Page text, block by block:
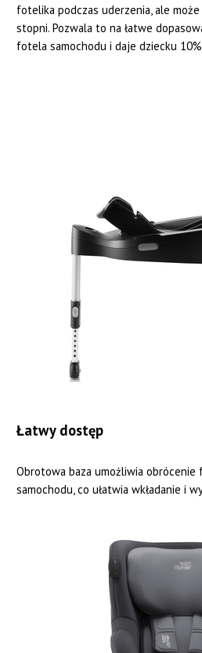
fotelika podczas uderzenia, ale
stopni. Pozwala to na łatwe
fotela samochodu i daje dziecku
Łatwy dostęp
Obrotowa baza umożliwia
samochodu, co ułatwia wkładanie i